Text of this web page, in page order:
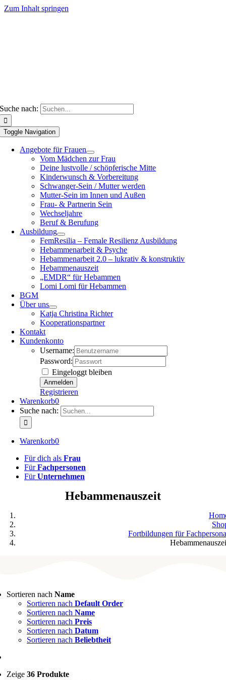
Zum Inhalt springen
Suche nach:
Toggle Navigation
Angebote für Frauen
Vom Mädchen zur Frau
Deine lustvolle / schöpferische Mitte
Kinderwunsch & Vorbereitung
Schwanger-Sein / Mutter werden
Mutter-Sein im Innen und Außen
Frau- & Partnerin Sein
Wechseljahre
Beruf & Berufung
Ausbildung
FemResilia – Female Resilienz Ausbildung
Hebammenarbeit & Psyche
Hebammenarbeit 2.0 – lukrativ & konstruktiv
Hebammenauszeit
„EMDR“ für Hebammen
Lomi Lomi für Hebammen
BGM
Über uns
Katja Christina Richter
Kooperationspartner
Kontakt
Kundenkonto
Username:
Password:
Eingeloggt bleiben
Registrieren
Warenkorb0
Suche nach:
Warenkorb0
Für dich als Frau
FürFachpersonen
FürUnternehmen
Hebammenauszeit
Fortbildungen für
Sortieren nach Name
Sortieren nach Default Order
Sortieren nach Name
Sortieren nach Preis
Sortieren nach Datum
Sortieren nach Beliebtheit
Zeige 36 Produkte